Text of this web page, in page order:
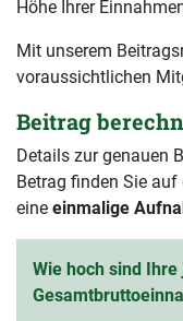
Höhe Ihrer
Mit unserem
voraussichtlichen
Beitrag
Details zur genauen
Betrag finden Sie auf
eine einmalige
Wie hoch sind